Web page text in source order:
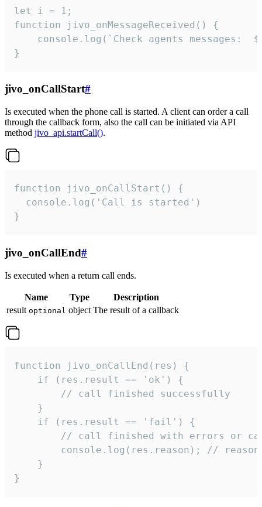
let i = 1;
function jivo_onMessageReceived() {
}
jivo_onCallStart#
Is executed when the phone call is started. A client can order a call
through the callback form, also the call can be initiated via API
method jivo_api.startCall().
function jivo_onCallStart() {
  console.log('Call is started')
}
jivo_onCallEnd#
Is executed when a return call ends.
Name Type
Description
result optional object The result of a callback
function jivo_onCallEnd(res) {
    if (res.result == 'ok') {
        // call finished successfully
    }
    if (res.result == 'fail') {
// call finished with errors or
console.log(res.reason); //
    }
}